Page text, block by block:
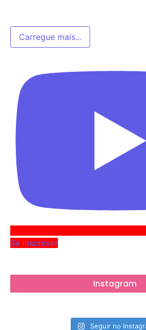
Carregue mais...
Se inscrever
Instagram
Seguir no